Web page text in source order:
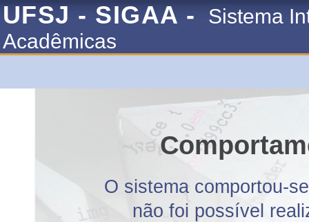
UFSJ - SIGAA -
Sistema
Acadêmicas
O sistema comportou-
não foi possível